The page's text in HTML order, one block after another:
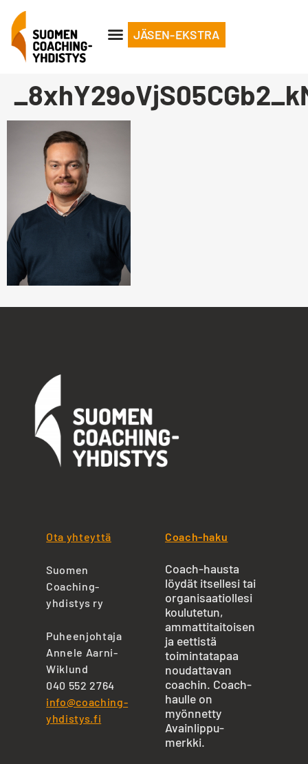
JÄSEN-EKSTRA
Ota yhteyttä
Suomen
Coaching-
yhdistys ry
Puheenjohtaja
Annele Aarni-
Wiklund
040 552 2764
info@coaching-
yhdistys.fi
Coach-haku
Coach-hausta
löydät itsellesi tai
organisaatiollesi
koulutetun,
ammattitaitoisen
ja eettistä
toimintatapaa
noudattavan
coachin. Coach-
haulle on
myönnetty
Avainlippu-
merkki.